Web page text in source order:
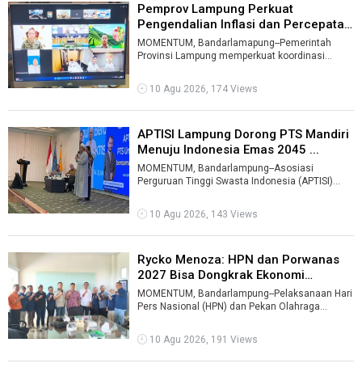
Pemprov Lampung Perkuat
Pengendalian Inflasi dan Percepatan
Progr ...
MOMENTUM, Bandarlamapung--Pemerintah
Provinsi Lampung memperkuat koordinasi
10 Agu 2026, 174 Views
APTISI Lampung Dorong PTS Mandiri
Menuju Indonesia Emas 2045 ...
MOMENTUM, Bandarlampung--Asosiasi
Perguruan Tinggi Swasta Indonesia (APTISI)
(Rak ...
10 Agu 2026, 143 Views
Rycko Menoza: HPN dan Porwanas
2027 Bisa Dongkrak Ekonomi
Lampung ...
MOMENTUM, Bandarlampung--Pelaksanaan Hari
Pers Nasional (HPN) dan Pekan Olahraga
Lampung ...
10 Agu 2026, 191 Views